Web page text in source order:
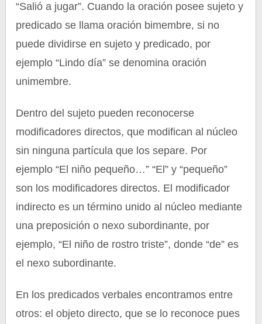
“Salió a jugar”. Cuando la oración posee sujeto y
predicado se llama oración bimembre, si no
puede dividirse en sujeto y predicado, por
ejemplo “Lindo día” se denomina oración
unimembre.
Dentro del sujeto pueden reconocerse
modificadores directos, que modifican al núcleo
sin ninguna partícula que los separe. Por
ejemplo “El niño pequeño…” “El” y “pequeño”
son los modificadores directos. El modificador
indirecto es un término unido al núcleo mediante
una preposición o nexo subordinante, por
ejemplo, “El niño de rostro triste”, donde “de” es
el nexo subordinante.
En los predicados verbales encontramos entre
otros: el objeto directo, que se lo reconoce pues